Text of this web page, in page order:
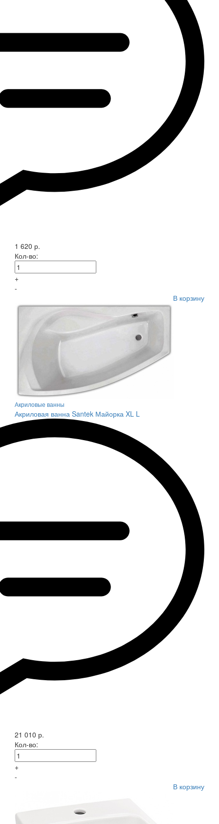
1 620 р.
Кол-во:
+
-
В корзину
Акриловые ванны
Акриловая ванна Santek Майорка XL L
21 010 р.
Кол-во:
+
-
В корзину